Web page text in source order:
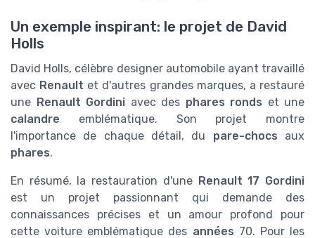
Un exemple inspirant: le projet de David
Holls
David Holls, célèbre designer automobile ayant travaillé
avec Renault et d'autres grandes marques, a restauré
une Renault Gordini avec des phares ronds et une
calandre emblématique. Son projet montre
l'importance de chaque détail, du pare-chocs aux
phares.
En résumé, la restauration d'une Renault 17 Gordini
est un projet passionnant qui demande des
connaissances précises et un amour profond pour
cette voiture emblématique des années 70. Pour les